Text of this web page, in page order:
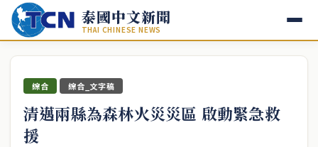
泰國中文新聞
THAI CHINESE NEWS
綜合 綜合_文字稿
清邁兩縣為森林火災災區 啟動緊急救
援